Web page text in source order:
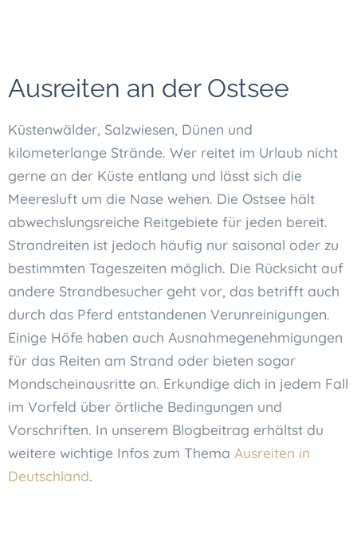
Ausreiten an der Ostsee
Küstenwälder, Salzwiesen, Dünen und
kilometerlange Strände. Wer reitet im Urlaub nicht
gerne an der Küste entlang und lässt sich die
Meeresluft um die Nase wehen. Die Ostsee hält
abwechslungsreiche Reitgebiete für jeden bereit.
Strandreiten ist jedoch häufig nur saisonal oder zu
bestimmten Tageszeiten möglich. Die Rücksicht auf
andere Strandbesucher geht vor, das betrifft auch
durch das Pferd entstandenen Verunreinigungen.
Einige Höfe haben auch Ausnahmegenehmigungen
für das Reiten am Strand oder bieten sogar
Mondscheinausritte an. Erkundige dich in jedem Fall
im Vorfeld über örtliche Bedingungen und
Vorschriften. In unserem Blogbeitrag erhältst du
weitere wichtige Infos zum Thema Ausreiten in
Deutschland.